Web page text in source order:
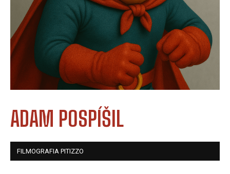
ADAM POSPÍŠIL
FILMOGRAFIA PITIZZO